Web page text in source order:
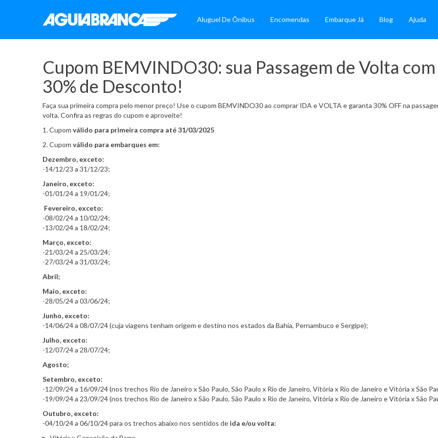
Aluguel De Ônibus Encomendas Embarque Já Blog Ajuda
Cupom BEMVINDO30: sua Passagem de Volta com
30% de Desconto!
Faça sua primeira compra pelo menor preço! Use o cupom BEMVINDO30 ao comprar IDA e VOLTA e garanta 30% OFF na
volta. Confira as regras do cupom e aproveite!
1. Cupom válido para primeira compra até 31/03/2025
2. Cupom válido para embarques em:
Dezembro, exceto:
-14/12/23 a 31/12/23;
Janeiro, exceto:
-01/01/24 a 19/01/24;
Fevereiro, exceto:
-08/02/24 a 10/02/24;
-13/02/24 a 18/02/24;
Março, exceto:
-21/03/24 a 25/03/24;
-27/03/24 a 31/03/24;
Abril;
Maio, exceto:
-28/05/24 a 03/06/24;
Junho, exceto:
-14/06/24 a 08/07/24 (cuja viagens tenham origem e destino nos estados da Bahia, Pernambuco e Sergipe);
Julho, exceto:
-12/07/24 a 28/07/24;
Agosto;
Setembro, exceto:
-12/09/24 a 16/09/24 (nos trechos Rio de Janeiro x São Paulo, São Paulo x Rio de Janeiro, Vitória x Rio de Janeiro e Vitória x São
-19/09/24 a 23/09/24 (nos trechos Rio de Janeiro x São Paulo, São Paulo x Rio de Janeiro, Vitória x Rio de Janeiro e Vitória x São
Outubro, exceto:
-04/10/24 a 06/10/24 para os trechos abaixo nos sentidos de ida e/ou volta: